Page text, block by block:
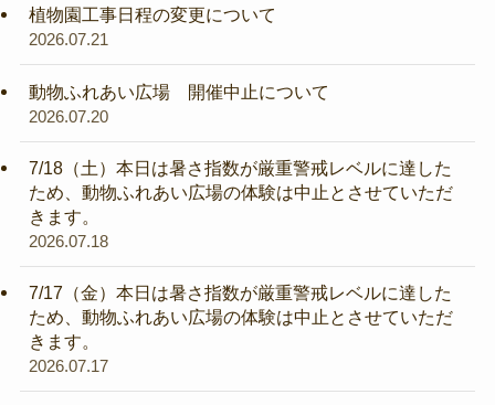
植物園工事日程の変更について
2026.07.21
動物ふれあい広場 開催中止について
2026.07.20
7/18（土）本日は暑さ指数が厳重警戒レベルに達した
ため、動物ふれあい広場の体験は中止とさせていただ
きます。
2026.07.18
7/17（金）本日は暑さ指数が厳重警戒レベルに達した
ため、動物ふれあい広場の体験は中止とさせていただ
きます。
2026.07.17